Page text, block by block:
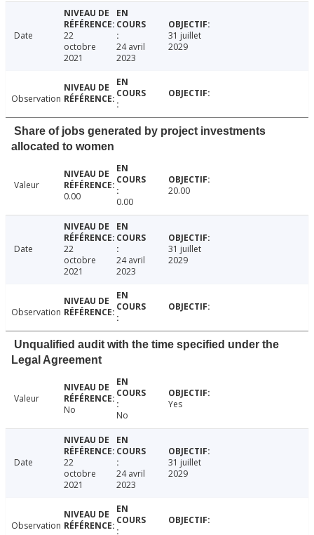
Date
22
octobre
2021
24 avril
2023
31 juillet
2029
Observation
Share of jobs generated by project investments
allocated to women
Valeur
0.00
0.00
20.00
Date
22
octobre
2021
24 avril
2023
31 juillet
2029
Observation
Unqualified audit with the time specified under the
Legal Agreement
Valeur
No
No
Yes
Date
22
octobre
2021
24 avril
2023
31 juillet
2029
Observation